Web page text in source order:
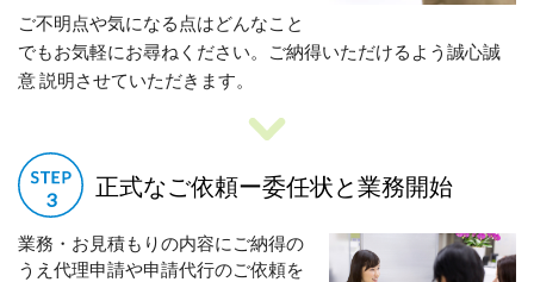
ご不明点や気になる点はどんなこと
でもお気軽にお尋ねください。ご納得いただけるよう誠心誠
意 説明させていただきます。
正式なご依頼ー委任状と業務開始
業務・お見積もりの内容にご納得の
うえ代理申請や申請代行のご依頼を